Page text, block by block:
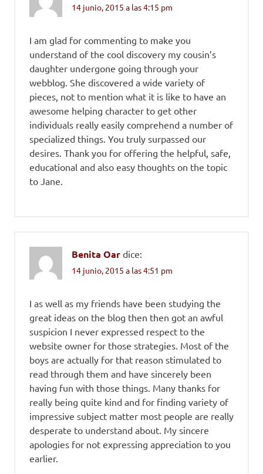
14 junio, 2015 a las 4:15 pm
I am glad for commenting to make you
understand of the cool discovery my cousin’s
daughter undergone going through your
webblog. She discovered a wide variety of
pieces, not to mention what it is like to have an
awesome helping character to get other
individuals really easily comprehend a number of
specialized things. You truly surpassed our
desires. Thank you for offering the helpful, safe,
educational and also easy thoughts on the topic
to Jane.
Benita Oar dice:
14 junio, 2015 a las 4:51 pm
I as well as my friends have been studying the
great ideas on the blog then then got an awful
suspicion I never expressed respect to the
website owner for those strategies. Most of the
boys are actually for that reason stimulated to
read through them and have sincerely been
having fun with those things. Many thanks for
really being quite kind and for finding variety of
impressive subject matter most people are really
desperate to understand about. My sincere
apologies for not expressing appreciation to you
earlier.